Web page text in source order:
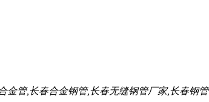
金管,长春合金钢管,长春无缝钢管厂家,长春钢管